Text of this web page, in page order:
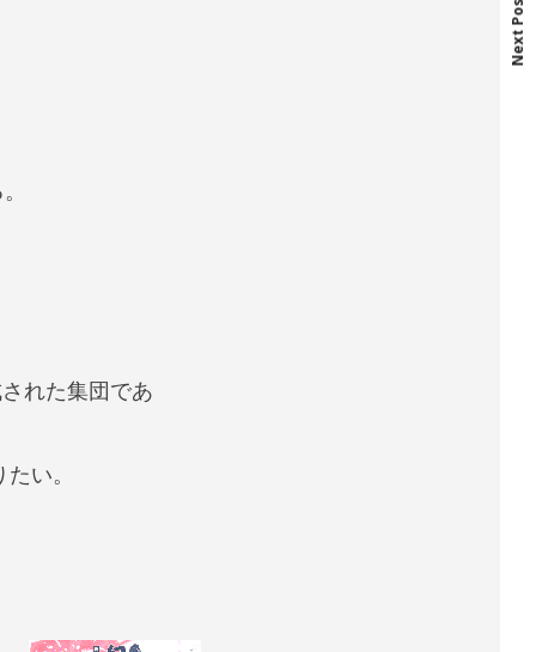
れた集団であ
い。
Next Post